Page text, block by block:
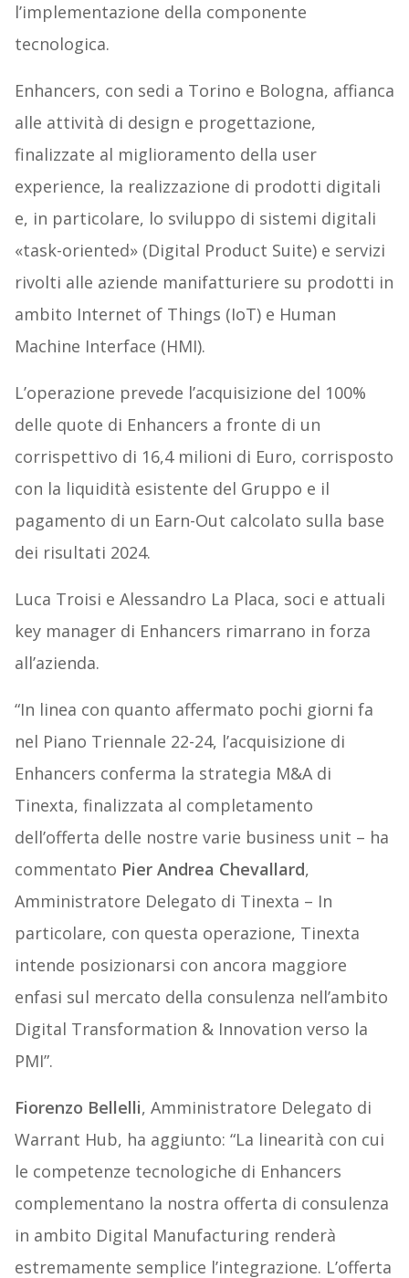
l’implementazione della componente
tecnologica.
Enhancers, con sedi a Torino e Bologna, affianca
alle attività di design e progettazione,
finalizzate al miglioramento della user
experience, la realizzazione di prodotti digitali
e, in particolare, lo sviluppo di sistemi digitali
«task-oriented» (Digital Product Suite) e servizi
rivolti alle aziende manifatturiere su prodotti in
ambito Internet of Things (IoT) e Human
Machine Interface (HMI).
L’operazione prevede l’acquisizione del 100%
delle quote di Enhancers a fronte di un
corrispettivo di 16,4 milioni di Euro, corrisposto
con la liquidità esistente del Gruppo e il
pagamento di un Earn-Out calcolato sulla base
dei risultati 2024.
Luca Troisi e Alessandro La Placa, soci e attuali
key manager di Enhancers rimarrano in forza
all’azienda.
“In linea con quanto affermato pochi giorni fa
nel Piano Triennale 22-24, l’acquisizione di
Enhancers conferma la strategia M&A di
Tinexta, finalizzata al completamento
dell’offerta delle nostre varie business unit – ha
commentato Pier Andrea Chevallard,
Amministratore Delegato di Tinexta – In
particolare, con questa operazione, Tinexta
intende posizionarsi con ancora maggiore
enfasi sul mercato della consulenza nell’ambito
Digital Transformation & Innovation verso la
PMI”.
Fiorenzo Bellelli, Amministratore Delegato di
Warrant Hub, ha aggiunto: “La linearità con cui
le competenze tecnologiche di Enhancers
complementano la nostra offerta di consulenza
in ambito Digital Manufacturing renderà
estremamente semplice l’integrazione. L’offerta